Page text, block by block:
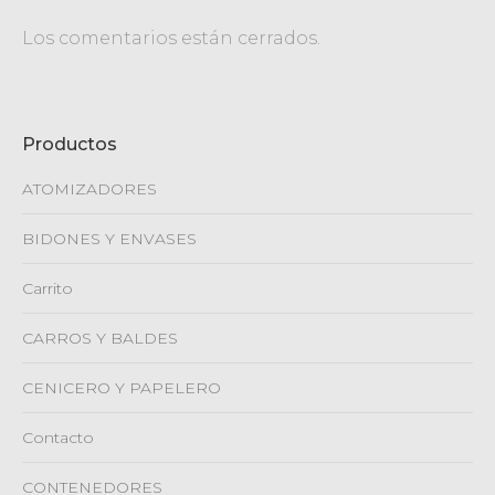
Los comentarios están cerrados.
Productos
ATOMIZADORES
BIDONES Y ENVASES
Carrito
CARROS Y BALDES
CENICERO Y PAPELERO
Contacto
CONTENEDORES